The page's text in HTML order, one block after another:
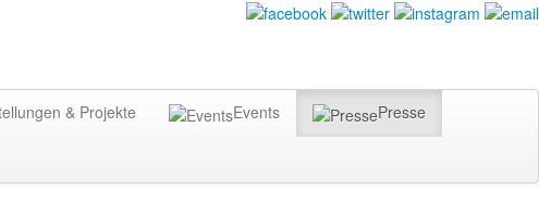
& Projekte Events Presse